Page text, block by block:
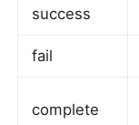
success
fail
complete